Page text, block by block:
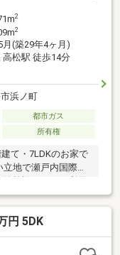
2
2
月(築29年4ヶ月)
高松駅 徒歩14分
浜ノ町
都市ガス
所有権
て・7LDKのお家で
地で瀬戸内国際芸
一邸です。1階と2
用や在宅ワークとの
す。通勤・通学、
ン。広さと機能性、
円 5DK